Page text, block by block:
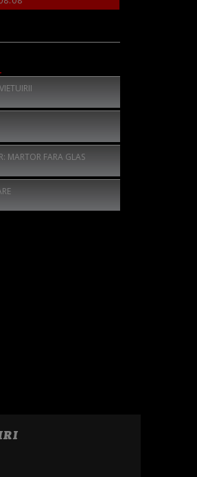
MARTOR FARA GLAS